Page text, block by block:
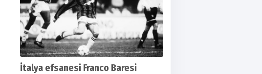
İtalya efsanesi Franco Baresi